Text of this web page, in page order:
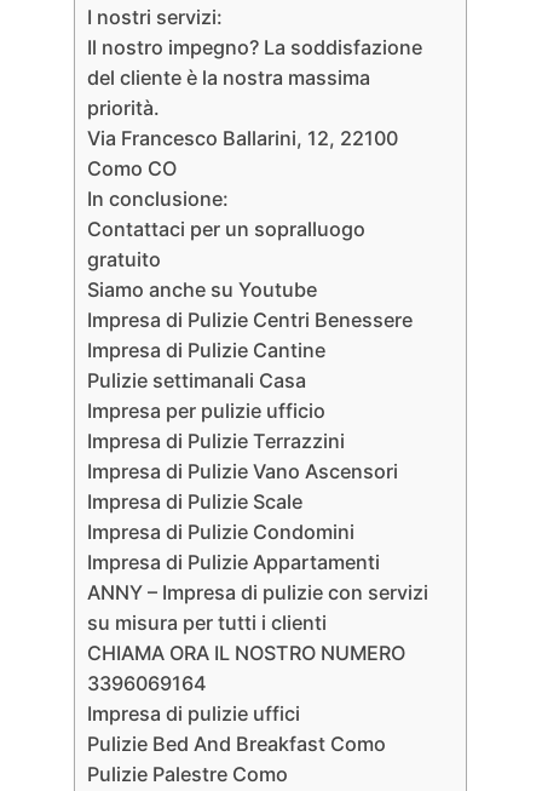
I nostri servizi:
Il nostro impegno? La soddisfazione
del cliente è la nostra massima
priorità.
Via Francesco Ballarini, 12, 22100
Como CO
In conclusione:
Contattaci per un sopralluogo
gratuito
Siamo anche su Youtube
Impresa di Pulizie Centri Benessere
Impresa di Pulizie Cantine
Pulizie settimanali Casa
Impresa per pulizie ufficio
Impresa di Pulizie Terrazzini
Impresa di Pulizie Vano Ascensori
Impresa di Pulizie Scale
Impresa di Pulizie Condomini
Impresa di Pulizie Appartamenti
ANNY – Impresa di pulizie con servizi
su misura per tutti i clienti
CHIAMA ORA IL NOSTRO NUMERO
3396069164
Impresa di pulizie uffici
Pulizie Bed And Breakfast Como
Pulizie Palestre Como